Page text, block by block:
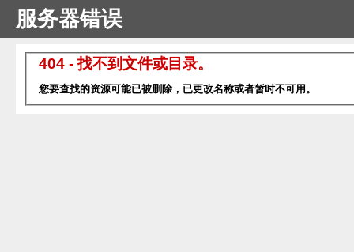
服务器错误
404 - 找不到文件或目录。
您要查找的资源可能已被删除，已更改名称或者暂时不可用。